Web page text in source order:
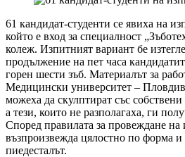
61 кандидат-студенти се явиха на
който е вход за специалност
колеж. Изпитният вариант бе
продължение на пет часа
горен шести зъб. Материалът за
Медицински университет –
можеха да скулптират със
а тези, които не разполагаха, ги
Според правилата за провеждане на
възпроизвежда цялостно по форма
пиедесталът.